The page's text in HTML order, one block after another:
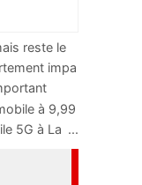
reste le
...
impa
...
à 9,99
5G à La ...